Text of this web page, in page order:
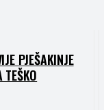
PJEŠAKINJE